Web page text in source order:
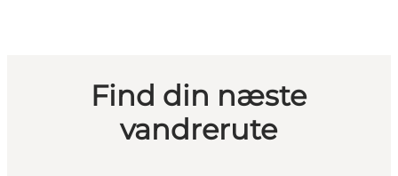
Find din næste
vandrerute